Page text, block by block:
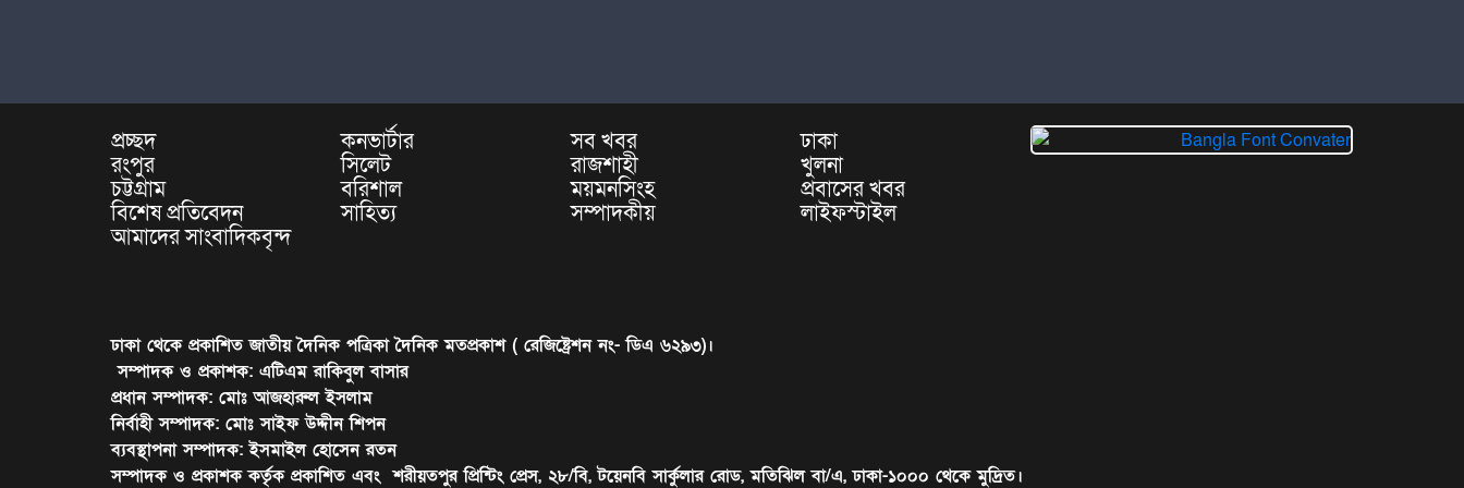
প্রচ্ছদ কনভার্টার সব খবর
ঢাকা
রংপুর
সিলেট রাজশাহী
খুলনা
চট্টগ্রাম
বরিশাল ময়মনসিংহ
প্রবাসের খবর
বিশেষ প্রতিবেদন
সাহিত্য সম্পাদকীয়
লাইফস্টাইল
আমাদের সাংবাদিকবৃন্দ
ঢাকা থেকে প্রকাশিত জাতীয় দৈনিক পত্রিকা দৈনিক মতপ্রকাশ ( রেজিষ্ট্রেশন নং- ডিএ ৬২৯৩)।
সম্পাদক ও প্রকাশক: এটিএম রাকিবুল বাসার
প্রধান সম্পাদক: মোঃ আজহারুল ইসলাম
নির্বাহী সম্পাদক: মোঃ সাইফ উদ্দীন শিপন
ব্যবস্থাপনা সম্পাদক: ইসমাইল হোসেন রতন
সম্পাদক ও প্রকাশক কর্তৃক প্রকাশিত এবং শরীয়তপুর প্রিন্টিং প্রেস, ২৮/বি, টয়েনবি সার্কুলার রোড, মতিঝিল বা/এ, ঢাকা-১০০০ থেকে মুদ্রিত।